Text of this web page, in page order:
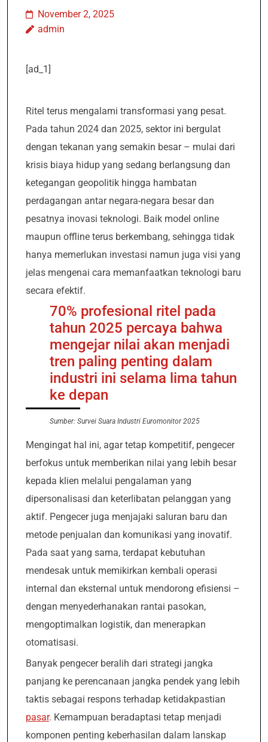
November 2, 2025
admin
[ad_1]
Ritel terus mengalami transformasi yang pesat.
Pada tahun 2024 dan 2025, sektor ini bergulat
dengan tekanan yang semakin besar – mulai dari
krisis biaya hidup yang sedang berlangsung dan
ketegangan geopolitik hingga hambatan
perdagangan antar negara-negara besar dan
pesatnya inovasi teknologi. Baik model online
maupun offline terus berkembang, sehingga tidak
hanya memerlukan investasi namun juga visi yang
jelas mengenai cara memanfaatkan teknologi baru
secara efektif.
70% profesional ritel pada
tahun 2025 percaya bahwa
mengejar nilai akan menjadi
tren paling penting dalam
industri ini selama lima tahun
ke depan
Sumber: Survei Suara Industri Euromonitor 2025
Mengingat hal ini, agar tetap kompetitif, pengecer
berfokus untuk memberikan nilai yang lebih besar
kepada klien melalui pengalaman yang
dipersonalisasi dan keterlibatan pelanggan yang
aktif. Pengecer juga menjajaki saluran baru dan
metode penjualan dan komunikasi yang inovatif.
Pada saat yang sama, terdapat kebutuhan
mendesak untuk memikirkan kembali operasi
internal dan eksternal untuk mendorong efisiensi –
dengan menyederhanakan rantai pasokan,
mengoptimalkan logistik, dan menerapkan
otomatisasi.
Banyak pengecer beralih dari strategi jangka
panjang ke perencanaan jangka pendek yang lebih
taktis sebagai respons terhadap ketidakpastian
pasar. Kemampuan beradaptasi tetap menjadi
komponen penting keberhasilan dalam lanskap